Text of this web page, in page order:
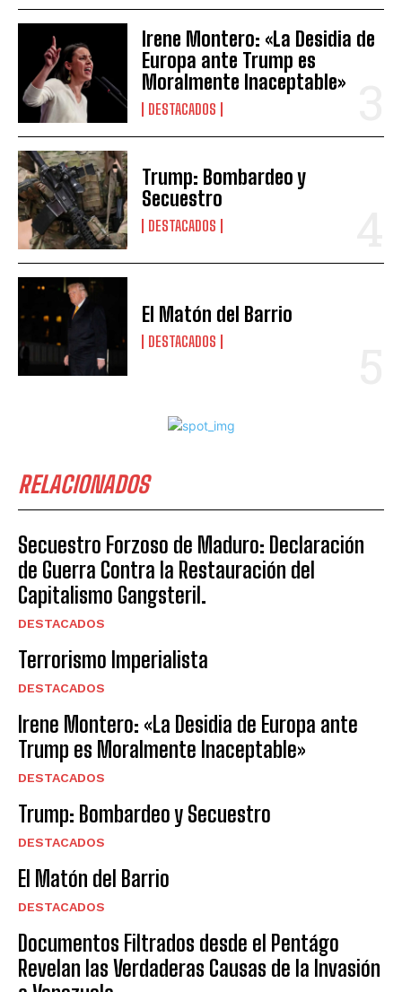
Irene Montero: «La Desidia de
Europa ante Trump es
Moralmente Inaceptable»
DESTACADOS
Trump: Bombardeo y
Secuestro
DESTACADOS
El Matón del Barrio
DESTACADOS
RELACIONADOS
Secuestro Forzoso de Maduro: Declaración
de Guerra Contra la Restauración del
Capitalismo Gangsteril.
DESTACADOS
Terrorismo Imperialista
DESTACADOS
Irene Montero: «La Desidia de Europa ante
Trump es Moralmente Inaceptable»
DESTACADOS
Trump: Bombardeo y Secuestro
DESTACADOS
El Matón del Barrio
DESTACADOS
Documentos Filtrados desde el Pentágo
Revelan las Verdaderas Causas de la Invasión